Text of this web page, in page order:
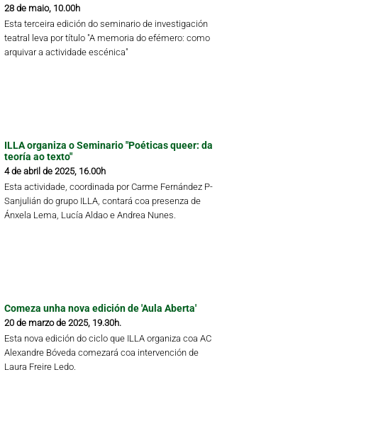
28 de maio, 10.00h
Esta terceira edición do seminario de investigación
teatral leva por título "A memoria do efémero: como
arquivar a actividade escénica"
ILLA organiza o Seminario "Poéticas queer: da
teoría ao texto"
4 de abril de 2025, 16.00h
Esta actividade, coordinada por Carme Fernández P-
Sanjulián do grupo ILLA, contará coa presenza de
Ánxela Lema, Lucía Aldao e Andrea Nunes.
Comeza unha nova edición de 'Aula Aberta'
20 de marzo de 2025, 19.30h.
Esta nova edición do ciclo que ILLA organiza coa AC
Alexandre Bóveda comezará coa intervención de
Laura Freire Ledo.